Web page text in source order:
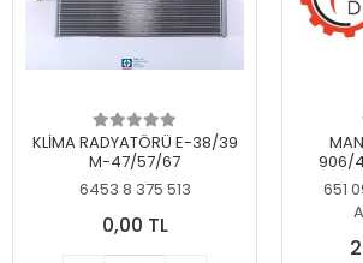
KLİMA RADYATÖRÜ E-38/39
M-47/57/67
6453 8 375 513
0,00 TL
906/
651